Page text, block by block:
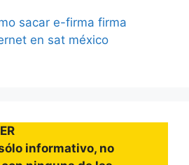
informativo, no